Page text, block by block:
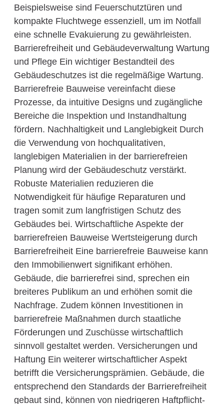
Beispielsweise sind Feuerschutztüren und
kompakte Fluchtwege essenziell, um im Notfall
eine schnelle Evakuierung zu gewährleisten.
Barrierefreiheit und Gebäudeverwaltung Wartung
und Pflege Ein wichtiger Bestandteil des
Gebäudeschutzes ist die regelmäßige Wartung.
Barrierefreie Bauweise vereinfacht diese
Prozesse, da intuitive Designs und zugängliche
Bereiche die Inspektion und Instandhaltung
fördern. Nachhaltigkeit und Langlebigkeit Durch
die Verwendung von hochqualitativen,
langlebigen Materialien in der barrierefreien
Planung wird der Gebäudeschutz verstärkt.
Robuste Materialien reduzieren die
Notwendigkeit für häufige Reparaturen und
tragen somit zum langfristigen Schutz des
Gebäudes bei. Wirtschaftliche Aspekte der
barrierefreien Bauweise Wertsteigerung durch
Barrierefreiheit Eine barrierefreie Bauweise kann
den Immobilienwert signifikant erhöhen.
Gebäude, die barrierefrei sind, sprechen ein
breiteres Publikum an und erhöhen somit die
Nachfrage. Zudem können Investitionen in
barrierefreie Maßnahmen durch staatliche
Förderungen und Zuschüsse wirtschaftlich
sinnvoll gestaltet werden. Versicherungen und
Haftung Ein weiterer wirtschaftlicher Aspekt
betrifft die Versicherungsprämien. Gebäude, die
entsprechend den Standards der Barrierefreiheit
gebaut sind, können von niedrigeren Haftpflicht-